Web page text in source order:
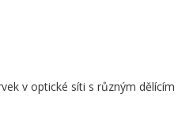
v optické síti s různým dělícím